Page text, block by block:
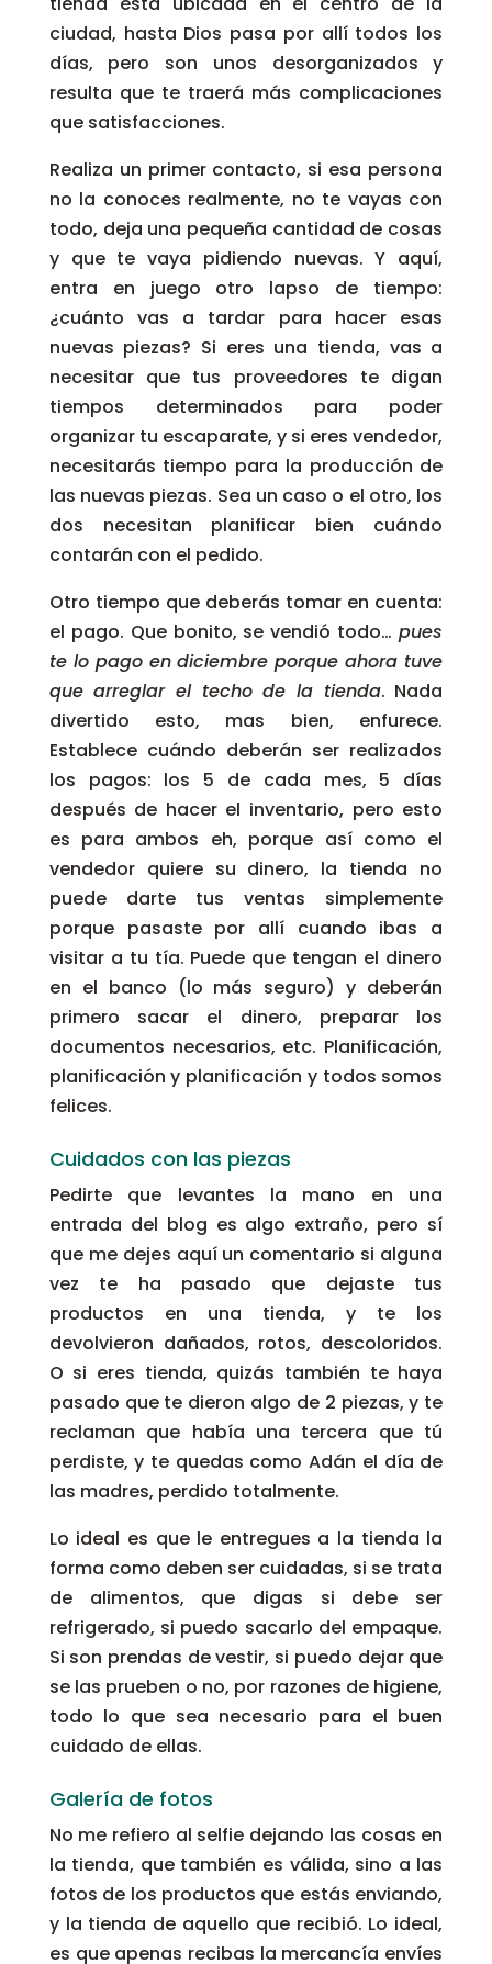
ciudad, hasta Dios pasa por allí todos los
días, pero son unos desorganizados y
resulta que te traerá más complicaciones
que satisfacciones.
Realiza un primer contacto, si esa persona
no la conoces realmente, no te vayas con
todo, deja una pequeña cantidad de cosas
y que te vaya pidiendo nuevas. Y aquí,
entra en juego otro lapso de tiempo:
¿cuánto vas a tardar para hacer esas
nuevas piezas? Si eres una tienda, vas a
necesitar que tus proveedores te digan
tiempos determinados para poder
organizar tu escaparate, y si eres vendedor,
necesitarás tiempo para la producción de
las nuevas piezas. Sea un caso o el otro, los
dos necesitan planificar bien cuándo
contarán con el pedido.
Otro tiempo que deberás tomar en cuenta:
el pago. Que bonito, se vendió todo…pues
te lo pago en diciembre porque ahora tuve
que arreglar el techo de la tienda. Nada
divertido esto, mas bien, enfurece.
Establece cuándo deberán ser realizados
los pagos: los 5 de cada mes, 5 días
después de hacer el inventario, pero esto
es para ambos eh, porque así como el
vendedor quiere su dinero, la tienda no
puede darte tus ventas simplemente
porque pasaste por allí cuando ibas a
visitar a tu tía. Puede que tengan el dinero
en el banco (lo más seguro) y deberán
primero sacar el dinero, preparar los
documentos necesarios, etc. Planificación,
planificación y planificación y todos somos
felices.
Cuidados con las piezas
Pedirte que levantes la mano en una
entrada del blog es algo extraño, pero sí
que me dejes aquí un comentario si alguna
vez te ha pasado que dejaste tus
productos en una tienda, y te los
devolvieron dañados, rotos, descoloridos.
O si eres tienda, quizás también te haya
pasado que te dieron algo de 2 piezas, y te
reclaman que había una tercera que tú
perdiste, y te quedas como Adán el día de
las madres, perdido totalmente.
Lo ideal es que le entregues a la tienda la
forma como deben ser cuidadas, si se trata
de alimentos, que digas si debe ser
refrigerado, si puedo sacarlo del empaque.
Si son prendas de vestir, si puedo dejar que
se las prueben o no, por razones de higiene,
todo lo que sea necesario para el buen
cuidado de ellas.
Galería de fotos
No me refiero al selfie dejando las cosas en
la tienda, que también es válida, sino a las
fotos de los productos que estás enviando,
y la tienda de aquello que recibió. Lo ideal,
es que apenas recibas la mercancía envíes